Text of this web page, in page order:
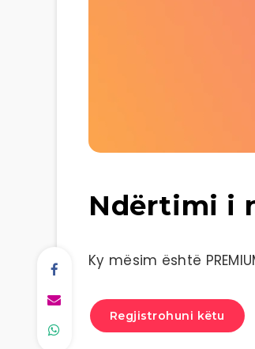
Ndërtimi i
Ky mësim është
Regjistrohuni këtu